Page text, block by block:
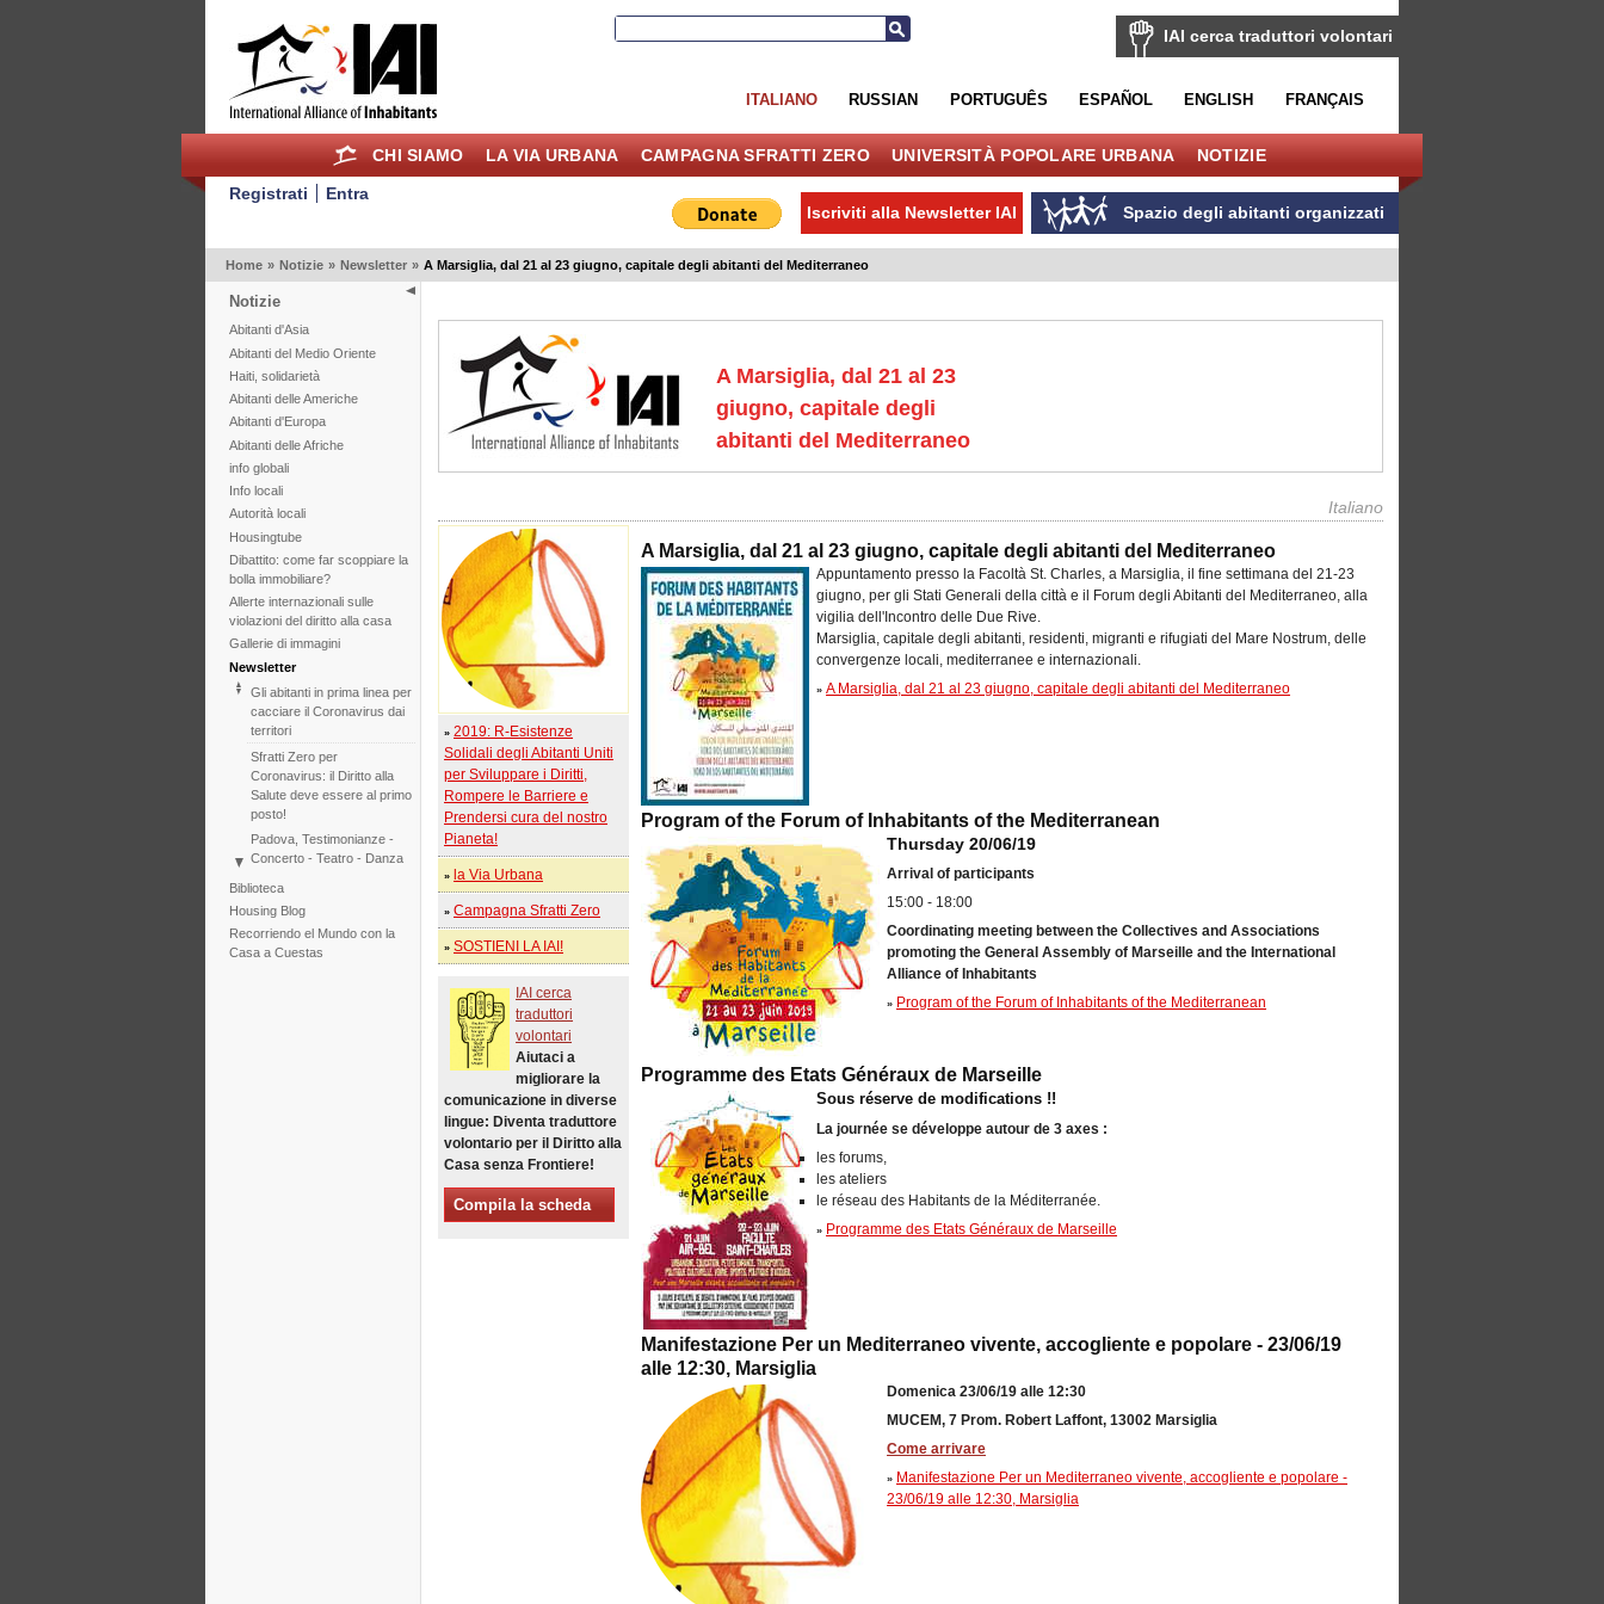
IAI cerca traduttori volontari
ITALIANO RUSSIAN PORTUGUÊS ESPAÑOL ENGLISH FRANÇAIS
CHI SIAMO LA VIA URBANA CAMPAGNA SFRATTI ZERO UNIVERSITÀ POPOLARE URBANA NOTIZIE
Registrati
Entra
Spazio degli abitanti organizzati
Iscriviti alla Newsletter IAI
Home » Notizie » Newsletter » A Marsiglia, dal 21 al 23 giugno, capitale degli abitanti del Mediterraneo
Notizie
Abitanti d'Asia
Abitanti del Medio Oriente
Haiti, solidarietà
Abitanti delle Americhe
Abitanti d'Europa
Abitanti delle Afriche
info globali
Info locali
Autorità locali
Housingtube
Dibattito: come far scoppiare la
bolla immobiliare?
Allerte internazionali sulle
violazioni del diritto alla casa
Gallerie di immagini
Newsletter
Gli abitanti in prima linea per
cacciare il Coronavirus dai
territori
Sfratti Zero per
Coronavirus: il Diritto alla
Salute deve essere al primo
posto!
Padova, Testimonianze -
Concerto - Teatro - Danza
del diritto alla casa
COP25 il Tribunale
Internazionale degli Sfratti
Biblioteca
Housing Blog
Recorriendo el Mundo con la
Casa a Cuestas
A Marsiglia, dal 21 al 23
giugno, capitale degli
abitanti del Mediterraneo
Italiano
»2019: R-Esistenze
Solidali degli Abitanti Uniti
per Sviluppare i Diritti,
Rompere le Barriere e
Prendersi cura del nostro
Pianeta!
» la Via Urbana
»Campagna Sfratti Zero
»SOSTIENI LA IAI!
IAI cerca
traduttori
volontari
Aiutaci a
migliorare la
comunicazione in diverse
lingue: Diventa traduttore
volontario per il Diritto alla
Casa senza Frontiere!
Compila la scheda
A Marsiglia, dal 21 al 23 giugno, capitale degli abitanti del Mediterraneo
Appuntamento presso la Facoltà St. Charles, a Marsiglia, il fine settimana del 21-23
giugno, per gli Stati Generali della città e il Forum degli Abitanti del Mediterraneo, alla
vigilia dell'Incontro delle Due Rive.
Marsiglia, capitale degli abitanti, residenti, migranti e rifugiati del Mare Nostrum, delle
convergenze locali, mediterranee e internazionali.
»A Marsiglia, dal 21 al 23 giugno, capitale degli abitanti del Mediterraneo
Program of the Forum of Inhabitants of the Mediterranean
Thursday 20/06/19
Arrival of participants
15:00 - 18:00
Coordinating meeting between the Collectives and Associations
promoting the General Assembly of Marseille and the International
Alliance of Inhabitants
» Program of the Forum of Inhabitants of the Mediterranean
Programme des Etats Généraux de Marseille
Sous réserve de modifications !!
La journée se développe autour de 3 axes :
les forums,
les ateliers
le réseau des Habitants de la Méditerranée.
» Programme des Etats Généraux de Marseille
Manifestazione Per un Mediterraneo vivente, accogliente e popolare - 23/06/19
alle 12:30, Marsiglia
Domenica 23/06/19 alle 12:30
MUCEM, 7 Prom. Robert Laffont, 13002 Marsiglia
Come arrivare
» Manifestazione Per un Mediterraneo vivente, accogliente e popolare -
23/06/19 alle 12:30, Marsiglia